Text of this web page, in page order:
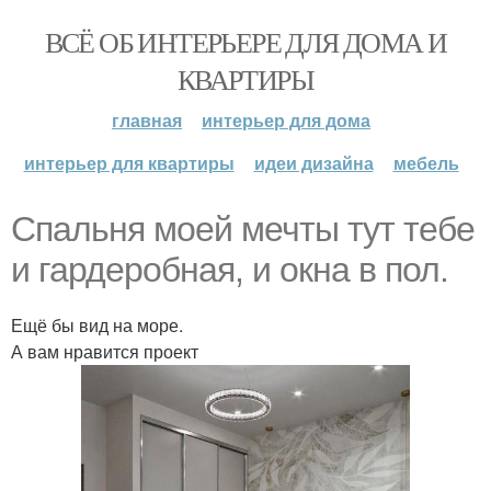
ВСЁ ОБ ИНТЕРЬЕРЕ ДЛЯ ДОМА И
КВАРТИРЫ
главная
интерьер для дома
интерьер для квартиры
идеи дизайна мебель
Спальня моей мечты тут тебе
и гардеробная, и окна в пол.
Ещё бы вид на море.
А вам нравится проект